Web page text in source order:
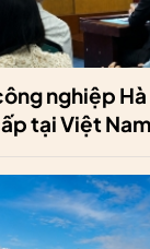
nghiệp
tại Việt Nam